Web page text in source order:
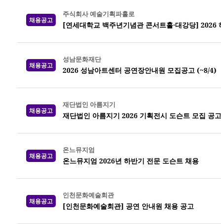
채용공고
주식회사 예술기획파홀로
[연세대학교 백주년기념관 콘서트홀·대강당] 2026
채용공고
성남문화재단
2026 성남아트센터 공연장안내원 모집공고 (~8/4)
채용공고
재단법인 아름지기
재단법인 아름지기 2026 기획전시 도슨트 모집 공고
채용공고
온느뮤지엄
온느뮤지엄 2026년 하반기 전문 도슨트 채용
채용공고
인천문화예술회관
[인천문화예술회관] 공연 안내원 채용 공고